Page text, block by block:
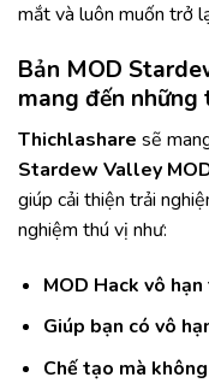
mắt và luôn muốn trở
Bản MOD
mang đến những
Thichlashare sẽ
Stardew Valley
giúp cải thiện trải
nghiệm thú vị như:
MOD Hack vô
Giúp bạn có vô
Chế tạo mà